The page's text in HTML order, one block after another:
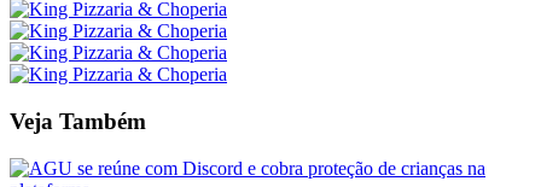
Veja Também